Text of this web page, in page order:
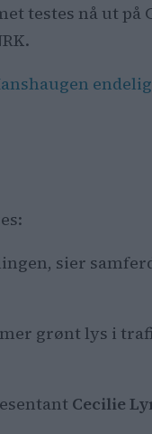
testes nå ut på
sier
grønt lys i
Cecilie